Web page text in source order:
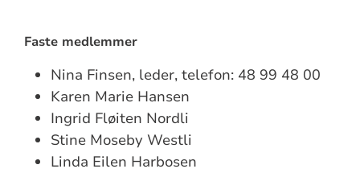
Faste medlemmer
Nina Finsen, leder, telefon: 48 99 48 00
Karen Marie Hansen
Ingrid Fløiten Nordli
Stine Moseby Westli
Linda Eilen Harbosen